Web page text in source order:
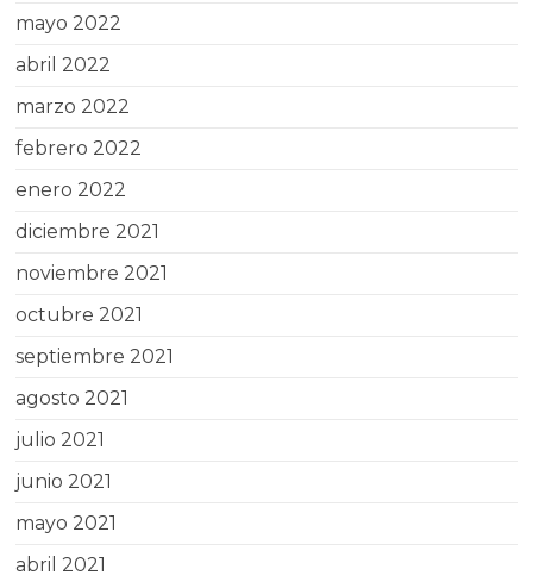
mayo 2022
abril 2022
marzo 2022
febrero 2022
enero 2022
diciembre 2021
noviembre 2021
octubre 2021
septiembre 2021
agosto 2021
julio 2021
junio 2021
mayo 2021
abril 2021